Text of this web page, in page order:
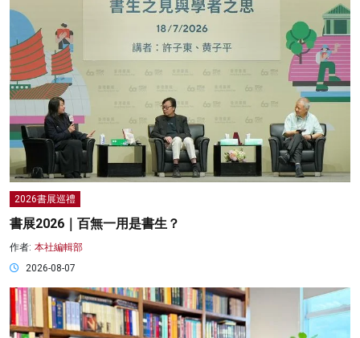
2026書展巡禮
書展2026｜百無一用是書生？
作者: 本社編輯部
2026-08-07